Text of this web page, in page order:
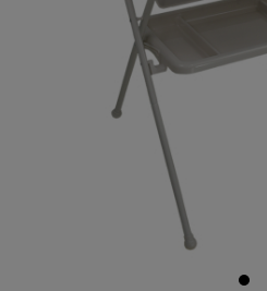
ΓΙΑ ΤΗΝ ΒΟΛΤΑ
ΓΙΑ ΤΟ ΑΥΤΟΚΙΝΗΤΟ
ΓΙΑ ΤΗΝ ΥΓΙΕΙΝΉ & ΤΟ